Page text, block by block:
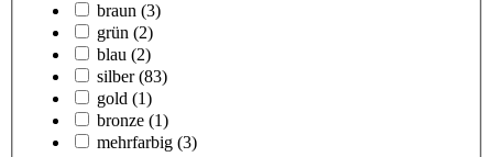
braun (3)
grün (2)
blau (2)
silber (83)
gold (1)
bronze (1)
mehrfarbig (3)